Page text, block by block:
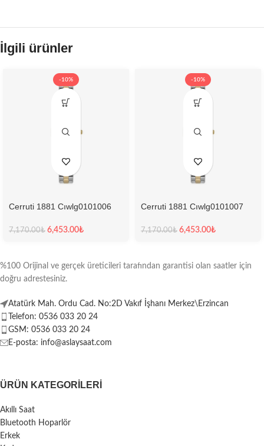
İlgili ürünler
-10%
Cerruti 1881 Cıwlg0101006
7,170.00₺ 6,453.00₺
-10%
Cerruti 1881 Cıwlg0101007
7,170.00₺ 6,453.00₺
%100 Orijinal ve gerçek üreticileri tarafından garantisi olan saatler için
doğru adrestesiniz.
Atatürk Mah. Ordu Cad. No:2D Vakıf İşhanı Merkez\Erzincan
Telefon: 0536 033 20 24
GSM: 0536 033 20 24
E-posta: info@aslaysaat.com
ÜRÜN KATEGORILERI
Akıllı Saat
Bluetooth Hoparlör
Erkek